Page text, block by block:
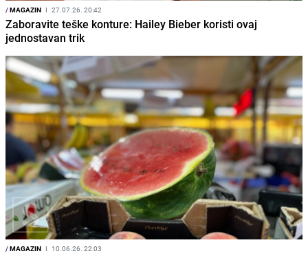
/MAGAZIN I 27.07.26. 20:42
Zaboravite teške konture: Hailey Bieber koristi ovaj
jednostavan trik
/MAGAZIN I 10.06.26. 22:03